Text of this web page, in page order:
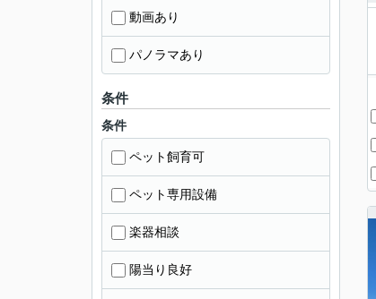
動画あり
パノラマあり
条件
条件
ペット飼育可
ペット専用設備
楽器相談
陽当り良好